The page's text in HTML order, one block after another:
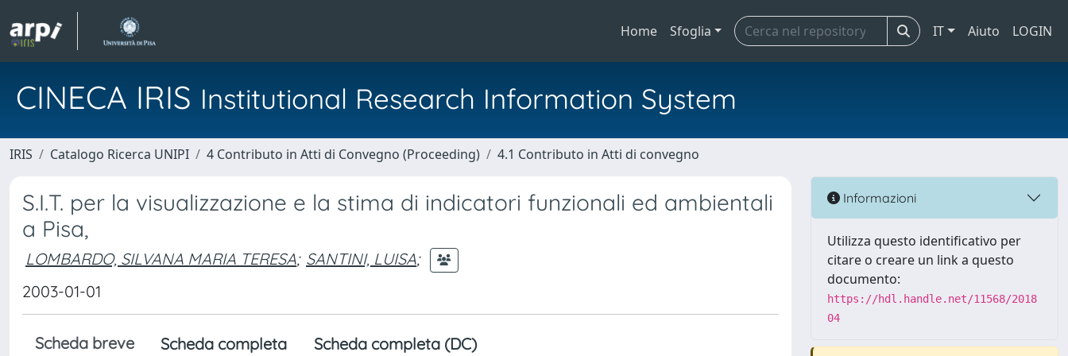
Home Sfoglia IT Aiuto LOGIN
CINECA IRIS Institutional Research Information System
IRIS Catalogo Ricerca UNIPI 4 Contributo in Atti di Convegno (Proceeding) 4.1 Contributo in Atti di convegno
S.I.T. per la visualizzazione e la stima di indicatori funzionali ed ambientali
a Pisa,
LOMBARDO, SILVANA MARIA TERESA; SANTINI, LUISA;
2003-01-01
Scheda breve Scheda completa Scheda completa (DC)
Informazioni
Utilizza questo identificativo per
citare o creare un link a questo
documento:
https://hdl.handle.net/11568/2018
04